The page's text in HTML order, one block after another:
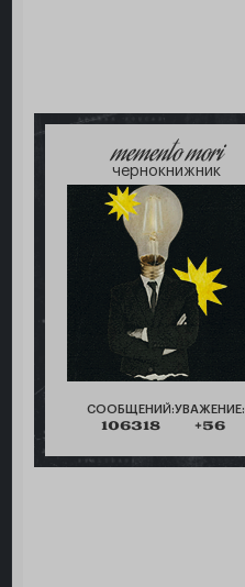
memento mori
чернокнижник
СООБЩЕНИЙ:
106318
УВАЖЕНИЕ:
+56